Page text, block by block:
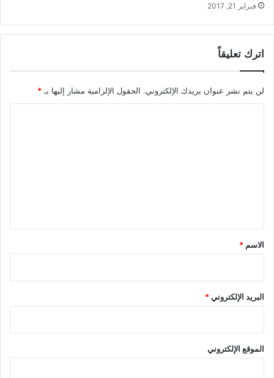
فبراير 21, 2017
اترك تعليقاً
لن يتم نشر عنوان بريدك الإلكتروني. الحقول الإلزامية مشار إليها بـ *
*
الاسم *
البريد الإلكتروني*
الموقع الإلكتروني